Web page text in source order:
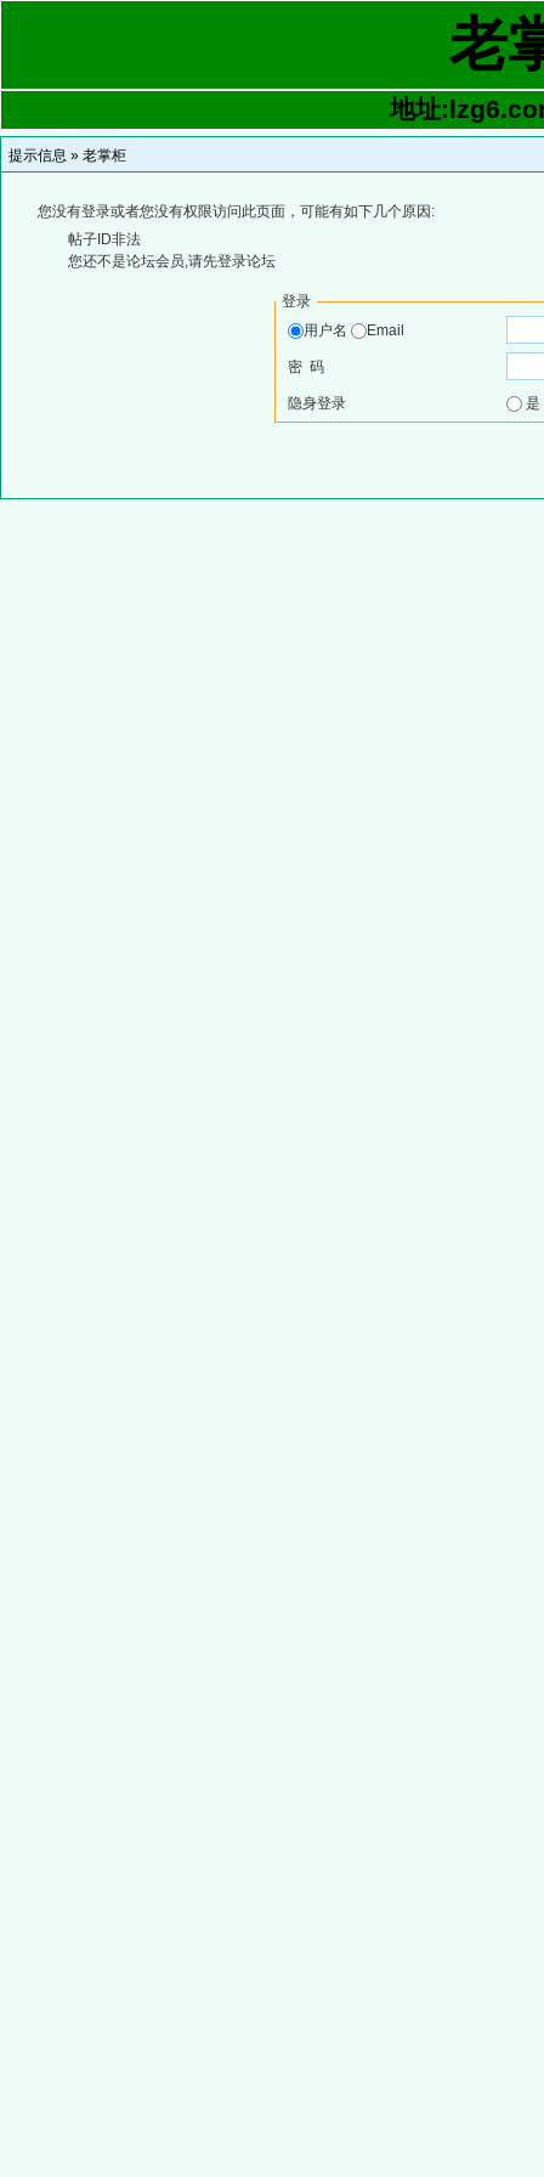
老
地址
提示信息 » 老掌柜
您没有登录或者您没有权限访问此页面，可能有如下几个原因:
帖子ID非法
您还不是论坛会员,请先登录论坛
登录
用户名
Email
密 码
隐身登录